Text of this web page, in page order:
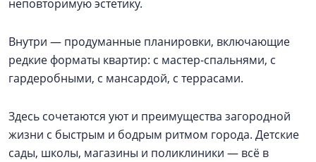
неповторимую эстетику.
Внутри — продуманные планировки, включающие
редкие форматы квартир: с мастер-спальнями, с
гардеробными, с мансардой, с террасами.
Здесь сочетаются уют и преимущества загородной
жизни с быстрым и бодрым ритмом города. Детские
сады, школы, магазины и поликлиники — всё в